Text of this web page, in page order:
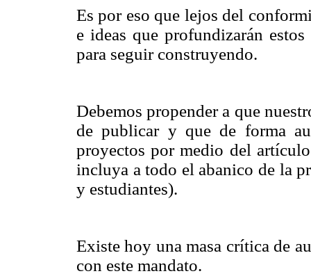
Es por eso que lejos del
e ideas que profundizarán
para seguir construyendo.
Debemos propender a que
de publicar y que de forma
proyectos por medio del
incluya a todo el abanico de la
y estudiantes).
Existe hoy una masa crítica de
con este mandato.